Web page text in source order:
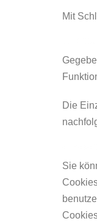
Mit
Die
Sie